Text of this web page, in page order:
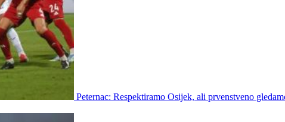
Peternac: Respektiramo Osijek, ali prvenstveno